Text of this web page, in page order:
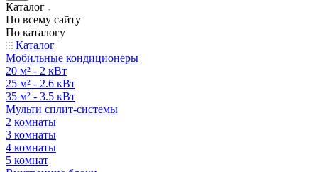
Каталог
По всему сайту
По каталогу
Каталог
Мобильные кондиционеры
20 м² - 2 кВт
25 м² - 2.6 кВт
35 м² - 3.5 кВт
Мульти сплит-системы
2 комнаты
3 комнаты
4 комнаты
5 комнат